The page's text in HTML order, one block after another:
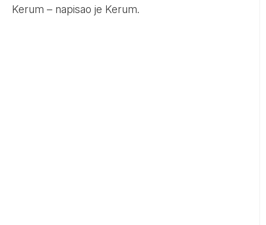
Kerum – napisao je Kerum.